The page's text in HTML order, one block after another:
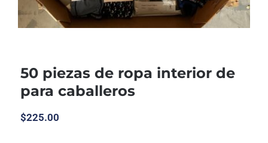
50 piezas de ropa interior de
para caballeros
$225.00